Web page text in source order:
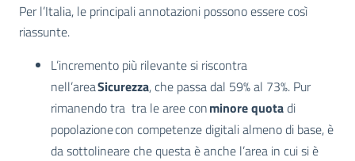
Per l’Italia, le principali annotazioni possono essere così
riassunte.
L’incremento più rilevante si riscontra
nell’areaSicurezza, che passa dal 59% al 73%. Pur
rimanendo tra tra le aree conminore quotadi
popolazione con competenze digitali almeno di base, è
da sottolineare che questa è anche l’area in cui si è